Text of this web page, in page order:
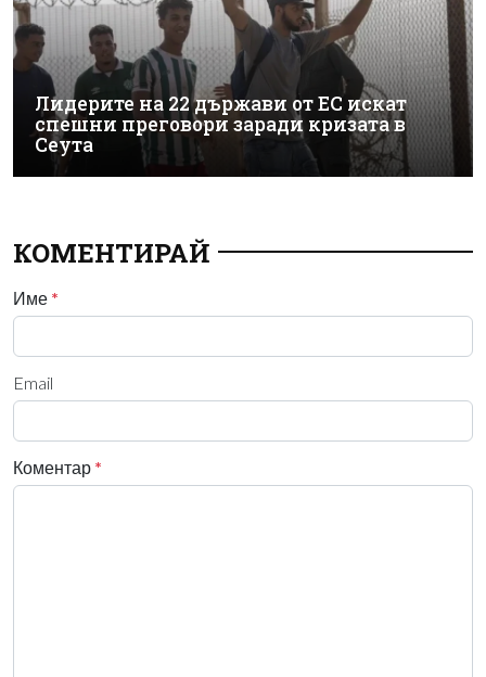
Лидерите на 22 държави от ЕС искат
спешни преговори заради кризата в
Сеута
КОМЕНТИРАЙ
Име *
Email
Коментар *